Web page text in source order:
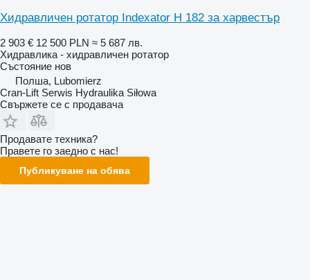
Хидравличен ротатор Indexator H 182 за харвестър
2 903 € 12 500 PLN ≈ 5 687 лв.
Хидравлика - хидравличен ротатор
Състояние нов
Полша, Lubomierz
Cran-Lift Serwis Hydraulika Siłowa
Свържете се с продавача
Продавате техника?
Правете го заедно с нас!
Публикуване на обява